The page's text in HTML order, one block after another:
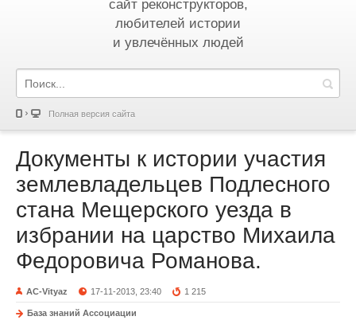
сайт реконструкторов,
любителей истории
и увлечённых людей
Полная версия сайта
Документы к истории участия
землевладельцев Подлесного
стана Мещерского уезда в
избрании на царство Михаила
Федоровича Романова.
AC-Vityaz 17-11-2013, 23:40 1 215
База знаний Ассоциации